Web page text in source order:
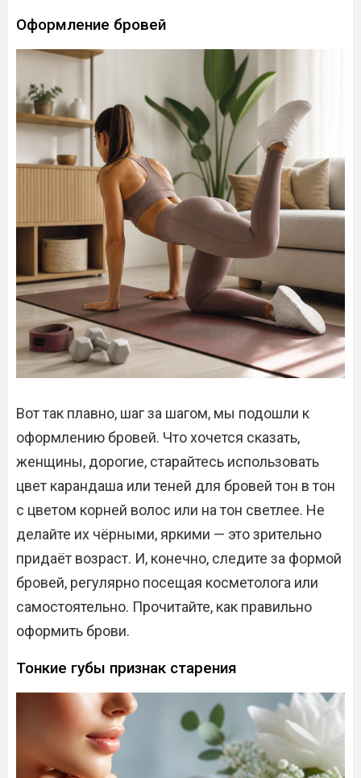
Оформление бровей
Вот так плавно, шаг за шагом, мы подошли к
оформлению бровей. Что хочется сказать,
женщины, дорогие, старайтесь использовать
цвет карандаша или теней для бровей тон в тон
с цветом корней волос или на тон светлее. Не
делайте их чёрными, яркими — это зрительно
придаёт возраст. И, конечно, следите за формой
бровей, регулярно посещая косметолога или
самостоятельно. Прочитайте, как правильно
оформить брови.
Тонкие губы признак старения